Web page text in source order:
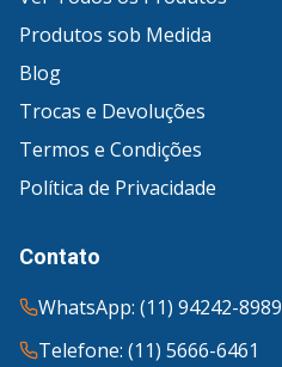
Produtos sob Medida
Blog
Trocas e Devoluções
Termos e Condições
Política de Privacidade
Contato
WhatsApp: (11) 94242-8989
Telefone: (11) 5666-6461